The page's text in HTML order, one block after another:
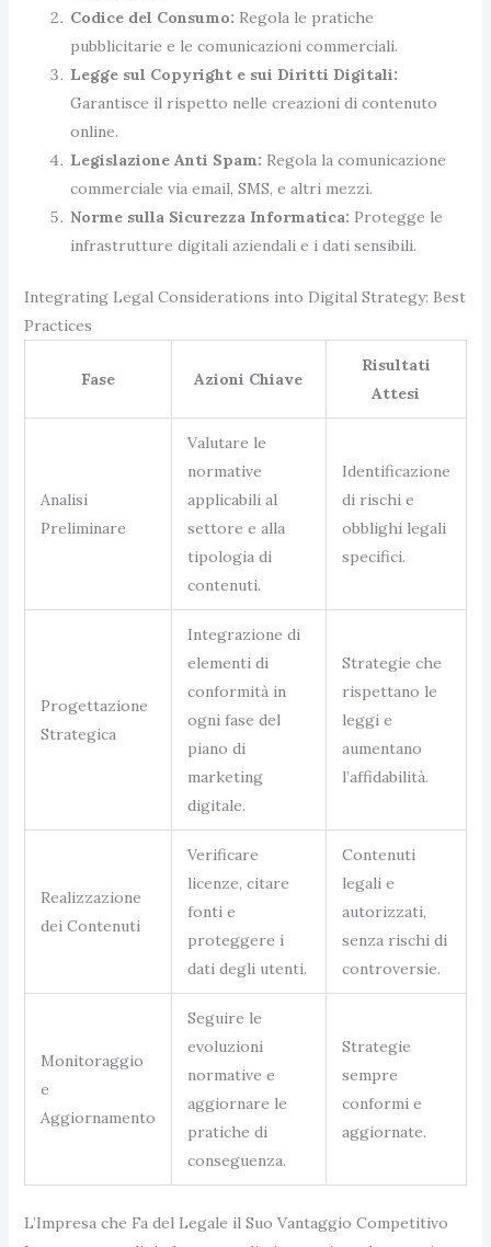
Codice del Consumo: Regola le pratiche
pubblicitarie e le comunicazioni commerciali.
Legge sul Copyright e sui Diritti Digitali:
Garantisce il rispetto nelle creazioni di contenuto
online.
Legislazione Anti Spam: Regola la comunicazione
commerciale via email, SMS, e altri mezzi.
Norme sulla Sicurezza Informatica: Protegge le
infrastrutture digitali aziendali e i dati sensibili.
Integrating Legal Considerations into Digital Strategy: Best
Practices
Fase Azioni Chiave
Risultati
Attesi
Analisi
Preliminare
Valutare le
normative
applicabili al
settore e alla
tipologia di
contenuti.
Identificazione
di rischi e
obblighi legali
specifici.
Progettazione
Strategica
Integrazione di
elementi di
conformità in
ogni fase del
piano di
marketing
digitale.
Strategie che
rispettano le
leggi e
aumentano
l’affidabilità.
Realizzazione
dei Contenuti
Verificare
licenze, citare
fonti e
proteggere i
dati degli utenti.
Contenuti
legali e
autorizzati,
senza rischi di
controversie.
Monitoraggio
e
Aggiornamento
Seguire le
evoluzioni
normative e
aggiornare le
pratiche di
conseguenza.
Strategie
sempre
conformi e
aggiornate.
L’Impresa che Fa del Legale il Suo Vantaggio Competitivo